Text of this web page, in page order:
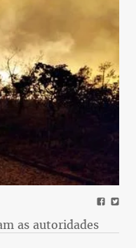
as autoridades